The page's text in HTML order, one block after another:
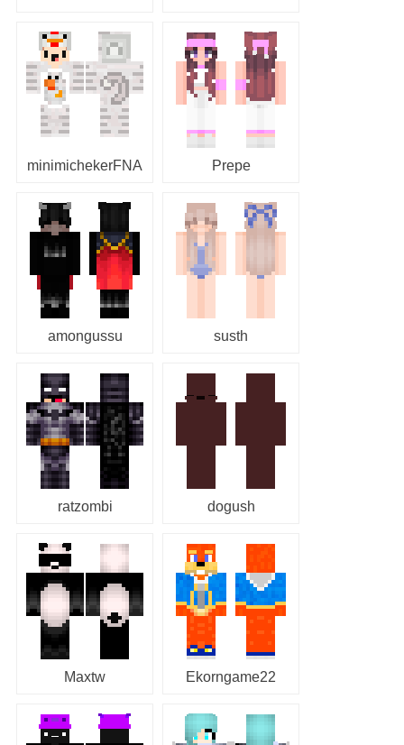
minimichekerFNA Prepe
amongussu susth
ratzombi dogush
Maxtw Ekorngame22